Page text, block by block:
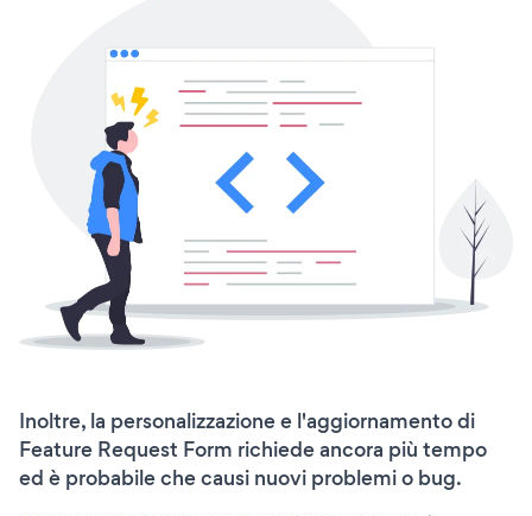
Inoltre, la personalizzazione e l'aggiornamento di
Feature Request Form richiede ancora più tempo
ed è probabile che causi nuovi problemi o bug.